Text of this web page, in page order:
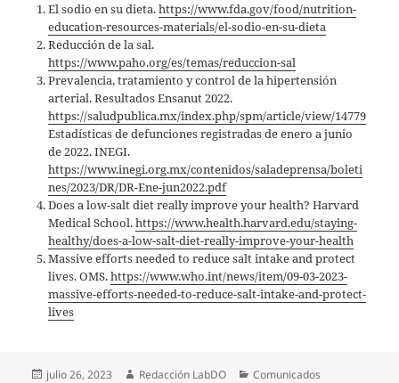
El sodio en su dieta.https://www.fda.gov/food/nutrition-
education-resources-materials/el-sodio-en-su-dieta
Reducción de la sal.
https://www.paho.org/es/temas/reduccion-sal
Prevalencia, tratamiento y control de la hipertensión
arterial. Resultados Ensanut 2022.
https://saludpublica.mx/index.php/spm/article/view/14779
Estadísticas de defunciones registradas de enero a junio
de 2022. INEGI.
https://www.inegi.org.mx/contenidos/saladeprensa/boleti
nes/2023/DR/DR-Ene-jun2022.pdf
Does a low-salt diet really improve your health? Harvard
Medical School.https://www.health.harvard.edu/staying-
healthy/does-a-low-salt-diet-really-improve-your-health
Massive efforts needed to reduce salt intake and protect
lives. OMS.https://www.who.int/news/item/09-03-2023-
massive-efforts-needed-to-reduce-salt-intake-and-protect-
lives
Publicado
julio 26, 2023 Autor
Redacción LabDO Categorías
Comunicados